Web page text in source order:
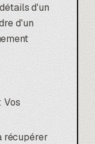
d'un
d'un
Vos
récupérer